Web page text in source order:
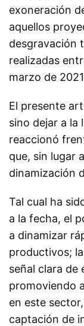
exoneración
aquellos
desgravación
realizadas
marzo de
El presente
sino dejar a la
reaccionó
que, sin lugar
dinamización
Tal cual ha
a la fecha, el
a dinamizar
productivos;
señal clara de
promoviendo
en este
captación de